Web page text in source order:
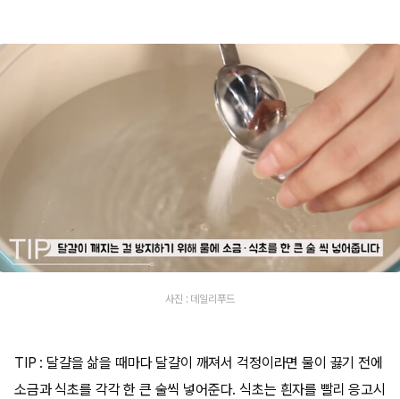
사진 : 데일리푸드
TIP : 달걀을 삶을 때마다 달걀이 깨져서 걱정이라면 물이 끓기 전에
소금과 식초를 각각 한 큰 술씩 넣어준다. 식초는 흰자를 빨리 응고시